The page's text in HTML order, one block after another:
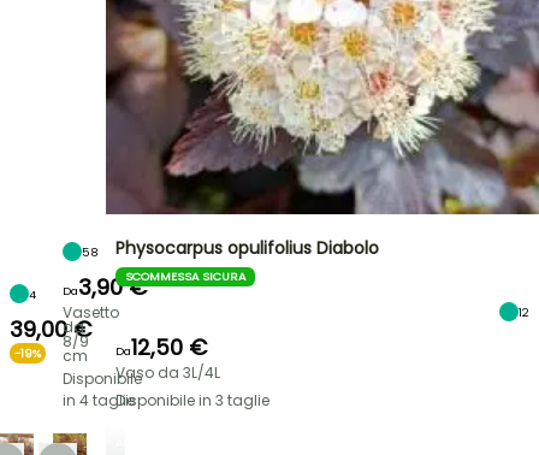
4
39,00 €
-19%
58
Da3,90 €
Vasetto
da
8/9
cm
Disponibile
in 4 taglie
Physocarpus opulifolius Diabolo
SCOMMESSA SICURA
12
Da12,50 €
Vaso da 3L/4L
Disponibile in 3 taglie